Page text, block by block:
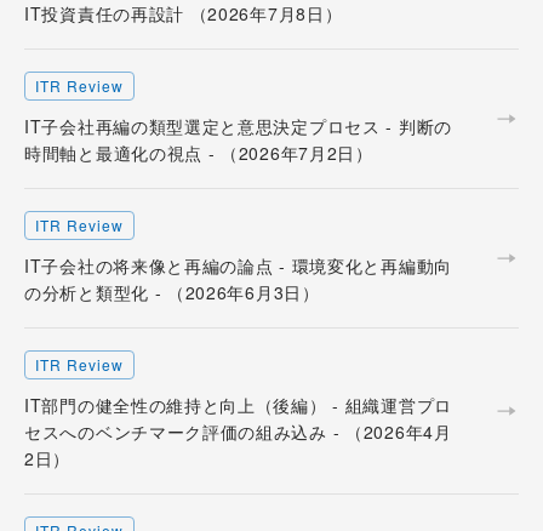
IT投資責任の再設計 （2026年7月8日）
ITR Review
IT子会社再編の類型選定と意思決定プロセス - 判断の
時間軸と最適化の視点 - （2026年7月2日）
ITR Review
IT子会社の将来像と再編の論点 - 環境変化と再編動向
の分析と類型化 - （2026年6月3日）
ITR Review
IT部門の健全性の維持と向上（後編） - 組織運営プロ
セスへのベンチマーク評価の組み込み - （2026年4月
2日）